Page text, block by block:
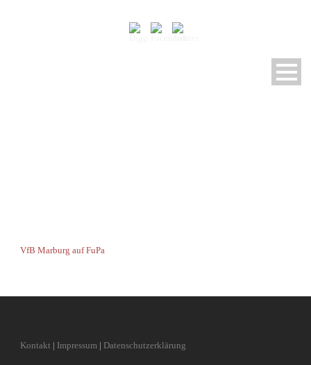
VfB Marburg auf FuPa
Kontakt | Impressum | Datenschutzerklärung